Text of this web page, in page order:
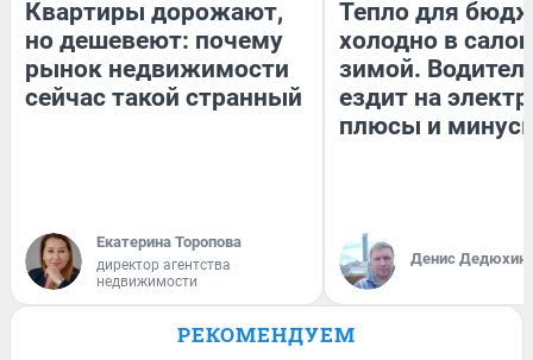
Квартиры дорожают,
но дешевеют: почему
рынок недвижимости
сейчас такой странный
Екатерина Торопова
директор агентства
недвижимости
Тепло для
холодно в
зимой.
ездит на
плюсы и
Денис Дедюхин
РЕКОМЕНДУЕМ